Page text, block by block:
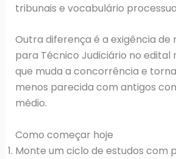
tribunais e vocabulário
Outra diferença é a exigência de
para Técnico Judiciário no edital
que muda a concorrência e
menos parecida com antigos
médio.
Como começar hoje
Monte um ciclo de estudos com